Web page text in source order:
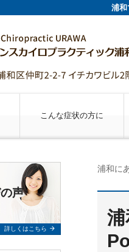
浦和
こんな症状の方に
浦和に
声
詳しくはこちら arrow_forward